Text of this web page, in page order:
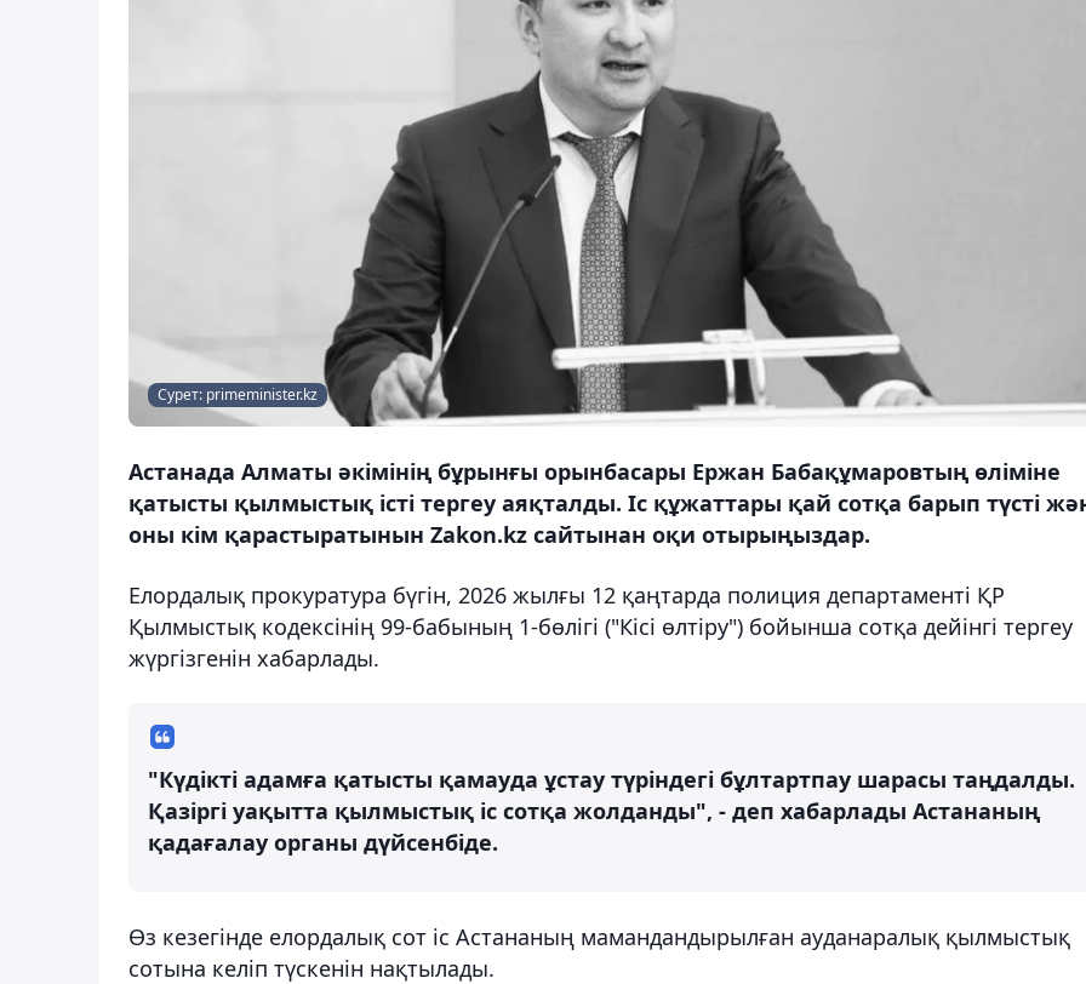
Сурет: primeminister.kz
Астанада Алматы әкімінің бұрынғы орынбасары Ержан Бабақұмаровтың өліміне
қатысты қылмыстық істі тергеу аяқталды. Іс құжаттары қай сотқа барып түсті
оны кім қарастыратынын Zakon.kz сайтынан оқи отырыңыздар.
Елордалық прокуратура бүгін, 2026 жылғы 12 қаңтарда полиция департаменті ҚР
Қылмыстық кодексінің 99-бабының 1-бөлігі ("Кісі өлтіру") бойынша сотқа дейінгі тергеу
жүргізгенін хабарлады.
"Күдікті адамға қатысты қамауда ұстау түріндегі бұлтартпау шарасы таңдалды.
Қазіргі уақытта қылмыстық іс сотқа жолданды", - деп хабарлады Астананың
қадағалау органы дүйсенбіде.
Өз кезегінде елордалық сот іс Астананың мамандандырылған ауданаралық қылмыстық
сотына келіп түскенін нақтылады.